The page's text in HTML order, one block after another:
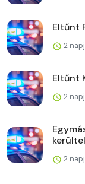
Eltűnt
2
Eltűnt
2
2